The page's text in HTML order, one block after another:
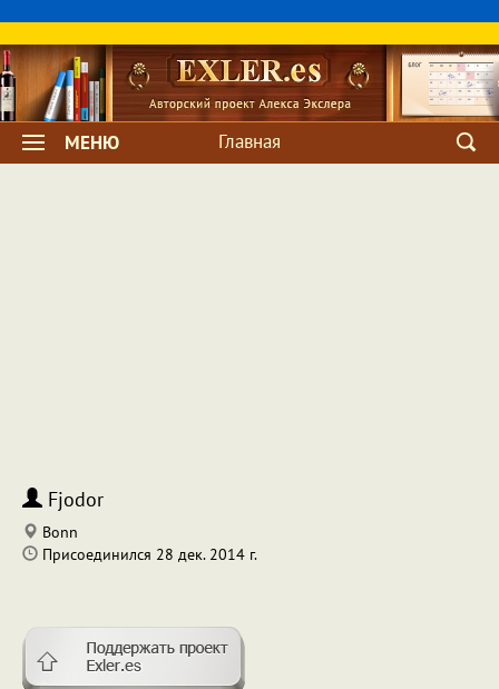
МЕНЮ Главная
Fjodor
Bonn
Присоединился 28 дек. 2014 г.